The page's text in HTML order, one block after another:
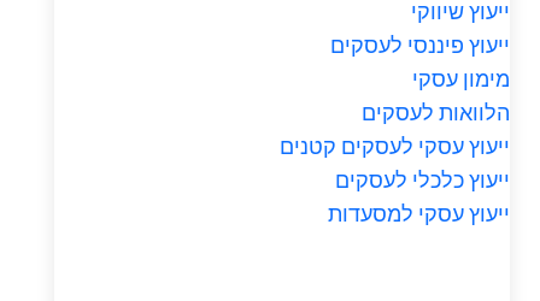
ייעוץ שיווקי
ייעוץ פיננסי לעסקים
מימון עסקי
הלוואות לעסקים
ייעוץ עסקי לעסקים קטנים
ייעוץ כלכלי לעסקים
ייעוץ עסקי למסעדות